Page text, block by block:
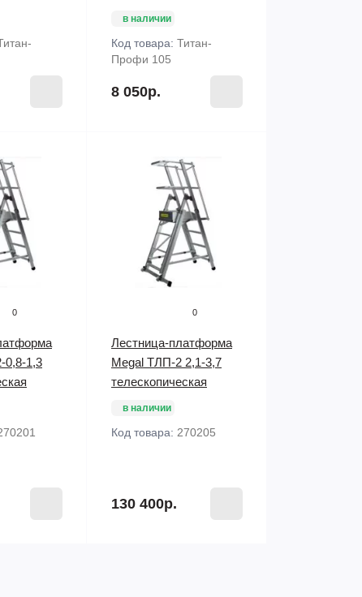
в наличии
Код товара: Титан-
Профи 105
8 050р.
0
0,8-1,3
0
Лестница-платформа
Megal ТЛП-2 2,1-3,7
телескопическая
в наличии
Код товара: 270205
130 400р.